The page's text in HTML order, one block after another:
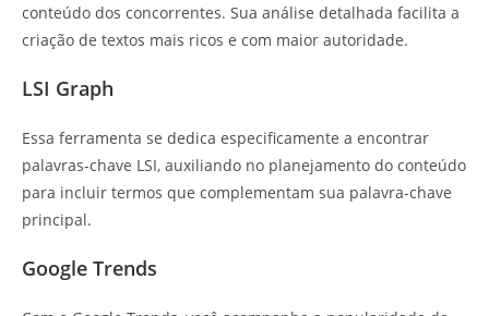
conteúdo dos concorrentes. Sua análise detalhada facilita a
criação de textos mais ricos e com maior autoridade.
LSI Graph
Essa ferramenta se dedica especificamente a encontrar
palavras-chave LSI, auxiliando no planejamento do conteúdo
para incluir termos que complementam sua palavra-chave
principal.
Google Trends